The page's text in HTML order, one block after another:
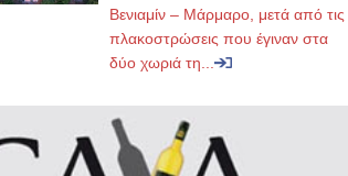
Βενιαμίν – Μάρμαρο, μετά από τις
πλακοστρώσεις που έγιναν στα
δύο χωριά τη...